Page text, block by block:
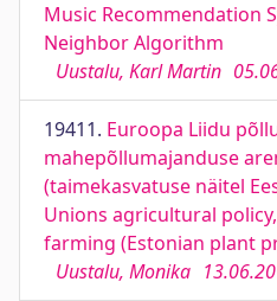
Music Recommendation
Neighbor Algorithm
Uustalu, Karl Martin
19411. Euroopa Liidu
mahepõllumajanduse
(taimekasvatuse näitel
Unions agricultural
farming (Estonian plant
Uustalu, Monika